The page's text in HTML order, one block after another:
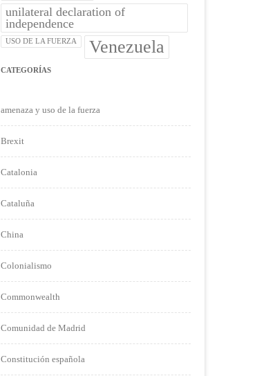
unilateral declaration of
independence
USO DE LA FUERZA Venezuela
CATEGORÍAS
amenaza y uso de la fuerza
Brexit
Catalonia
Cataluña
China
Colonialismo
Commonwealth
Comunidad de Madrid
Constitución española